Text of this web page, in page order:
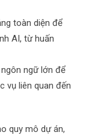
toàn diện để
AI, từ huấn
ngữ lớn để
vụ liên quan đến
quy mô dự án,